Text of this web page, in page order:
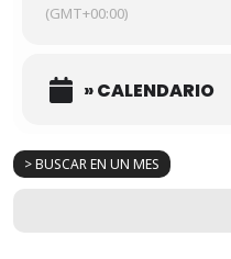
> BUSCAR EN UN MES
(GMT+00:00)
» CALENDARIO